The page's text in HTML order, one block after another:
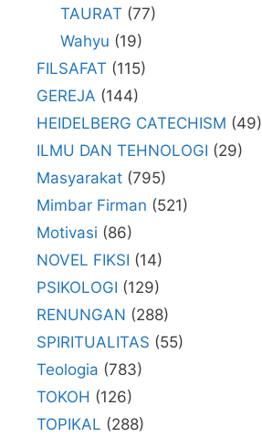
TAURAT (77)
Wahyu (19)
FILSAFAT (115)
GEREJA (144)
HEIDELBERG CATECHISM (49)
ILMU DAN TEHNOLOGI (29)
Masyarakat (795)
Mimbar Firman (521)
Motivasi (86)
NOVEL FIKSI (14)
PSIKOLOGI (129)
RENUNGAN (288)
SPIRITUALITAS (55)
Teologia (783)
TOKOH (126)
TOPIKAL (288)